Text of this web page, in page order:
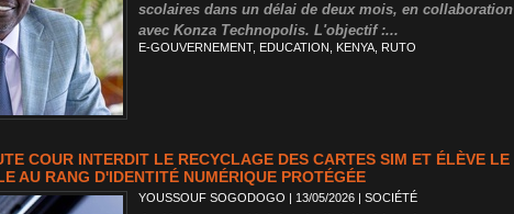
scolaires dans un délai de deux mois, en collaboration
avec Konza Technopolis. L'objectif :...
E-GOUVERNEMENT, EDUCATION KENYA RUTO
COUR INTERDIT LE RECYCLAGE DES CARTES SIM ET ÉLÈVE LE
AU RANG D'IDENTITÉ NUMÉRIQUE PROTÉGÉE
YOUSSOUF SOGODOGO | 13/05/2026 | SOCIÉTÉ